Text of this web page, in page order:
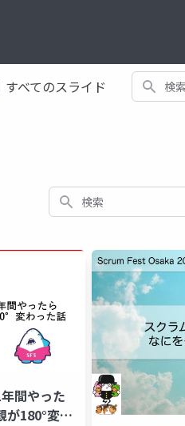
すべてのスライド 検索
検索
間やった
が180°変わ